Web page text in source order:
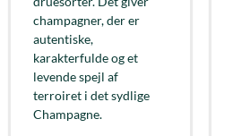
champagner, der er
autentiske,
karakterfulde og et
levende spejl af
terroiret i det sydlige
Champagne.